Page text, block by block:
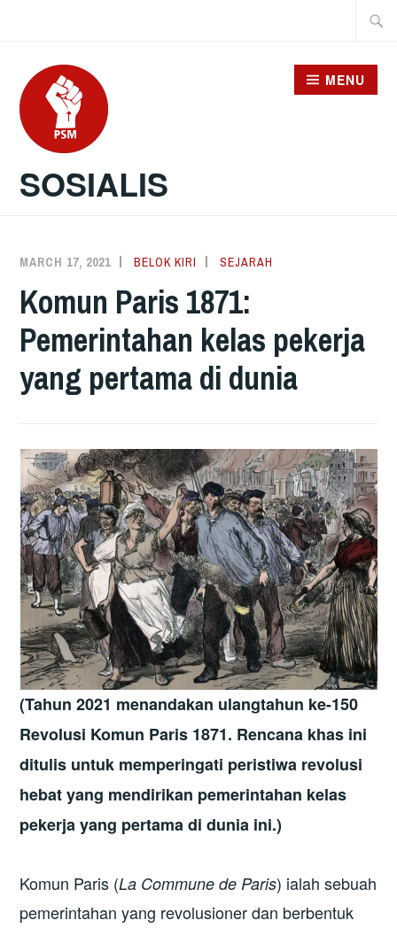
content
SOSIALIS
MENU
MARCH 17, 2021 BELOK KIRI SEJARAH
Komun Paris 1871:
Pemerintahan kelas pekerja
yang pertama di dunia
(Tahun 2021 menandakan ulangtahun ke-150
Revolusi Komun Paris 1871. Rencana khas ini
ditulis untuk memperingati peristiwa revolusi
hebat yang mendirikan pemerintahan kelas
pekerja yang pertama di dunia ini.)
Komun Paris (La Commune de Paris) ialah sebuah
pemerintahan yang revolusioner dan berbentuk